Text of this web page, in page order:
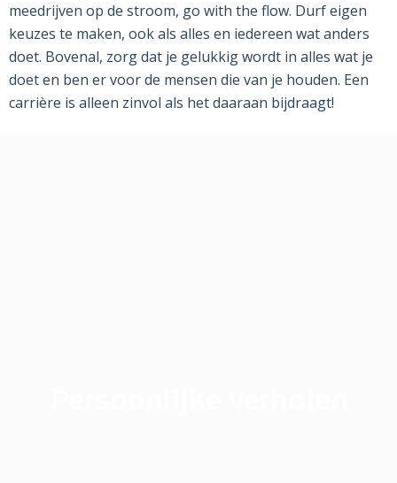
meedrijven op de stroom, go with the flow. Durf eigen
keuzes te maken, ook als alles en iedereen wat anders
doet. Bovenal, zorg dat je gelukkig wordt in alles wat je
doet en ben er voor de mensen die van je houden. Een
carrière is alleen zinvol als het daaraan bijdraagt!